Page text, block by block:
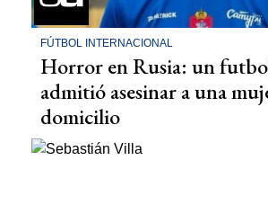
FÚTBOL INTERNACIONAL
Horror en Rusia: un
admitió asesinar a una
domicilio